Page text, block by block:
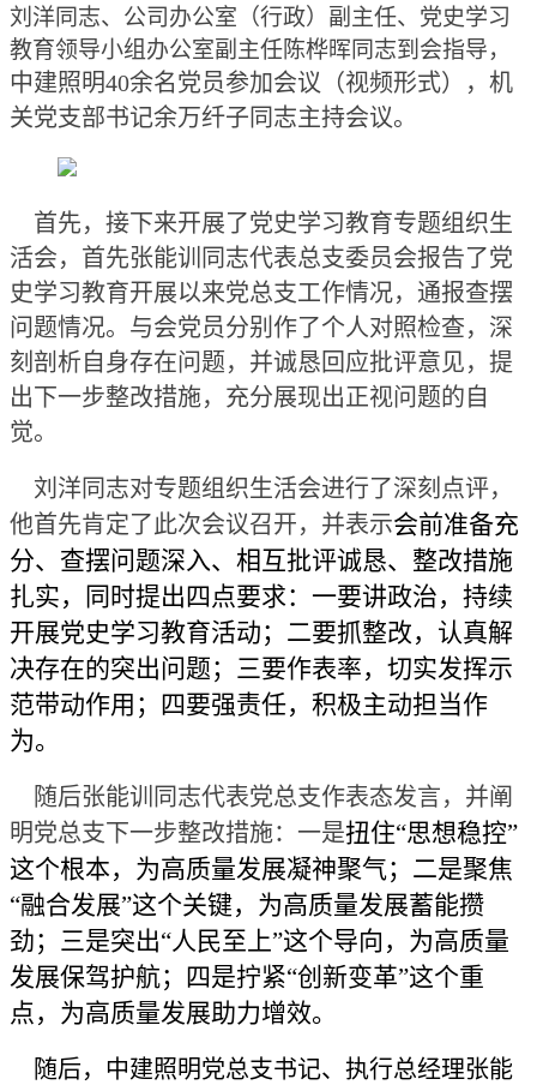
刘洋同志、公司办公室（行政）副主任、党史学习
教育领导小组办公室副主任陈桦晖同志到会指导，
中建照明40余名党员参加会议（视频形式），机
关党支部书记余万纤子同志主持会议。
首先，接下来开展了党史学习教育专题组织生
活会，首先张能训同志代表总支委员会报告了党
史学习教育开展以来党总支工作情况，通报查摆
问题情况。与会党员分别作了个人对照检查，深
刻剖析自身存在问题，并诚恳回应批评意见，提
出下一步整改措施，充分展现出正视问题的自
觉。
刘洋同志对专题组织生活会进行了深刻点评，
他首先肯定了此次会议召开，并表示会前准备充
分、查摆问题深入、相互批评诚恳、整改措施
扎实，同时提出四点要求：一要讲政治，持续
开展党史学习教育活动；二要抓整改，认真解
决存在的突出问题；三要作表率，切实发挥示
范带动作用；四要强责任，积极主动担当作
为。
随后张能训同志代表党总支作表态发言，并阐
明党总支下一步整改措施：一是扭住“思想稳控”
这个根本，为高质量发展凝神聚气；二是聚焦
“融合发展”这个关键，为高质量发展蓄能攒
劲；三是突出“人民至上”这个导向，为高质量
发展保驾护航；四是拧紧“创新变革”这个重
点，为高质量发展助力增效。
随后，中建照明党总支书记、执行总经理张能